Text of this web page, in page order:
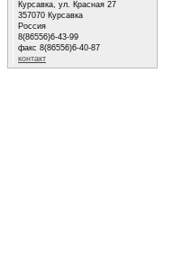
Курсавка, ул. Красная 27
357070 Курсавка
Россия
8(86556)6-43-99
факс 8(86556)6-40-87
контакт